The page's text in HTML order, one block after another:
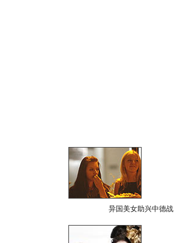
异国美女助兴中德战